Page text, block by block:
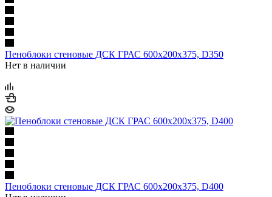
Пеноблоки стеновые ДСК ГРАС 600х200х375, D350
Нет в наличии
Пеноблоки стеновые ДСК ГРАС 600х200х375, D400